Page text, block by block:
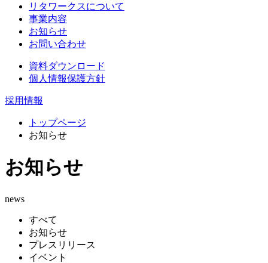
リタワークスについて
事業内容
お知らせ
お問い合わせ
資料ダウンロード
個人情報保護方針
採用情報
トップページ
お知らせ
お知らせ
news
すべて
お知らせ
プレスリリース
イベント